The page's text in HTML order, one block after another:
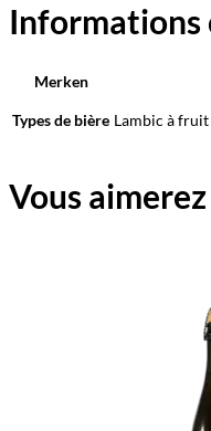
Informations
Merken
Types de bière Lambic à fruit
Vous